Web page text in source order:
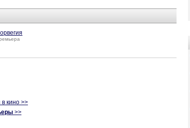
в кино >>
>>